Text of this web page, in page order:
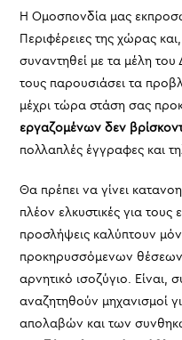
Η Ομοσπονδία μας
Περιφέρειες της χώρας
συναντηθεί με τα μέλη
τους παρουσιάσει τα
μέχρι τώρα στάση σας
εργαζομένων δεν
πολλαπλές έγγραφες και
Θα πρέπει να γίνει
πλέον ελκυστικές για
προσλήψεις καλύπτουν
προκηρυσσόμενων θέσεων,
αρνητικό ισοζύγιο. Είναι,
αναζητηθούν μηχανισμοί
απολαβών και των